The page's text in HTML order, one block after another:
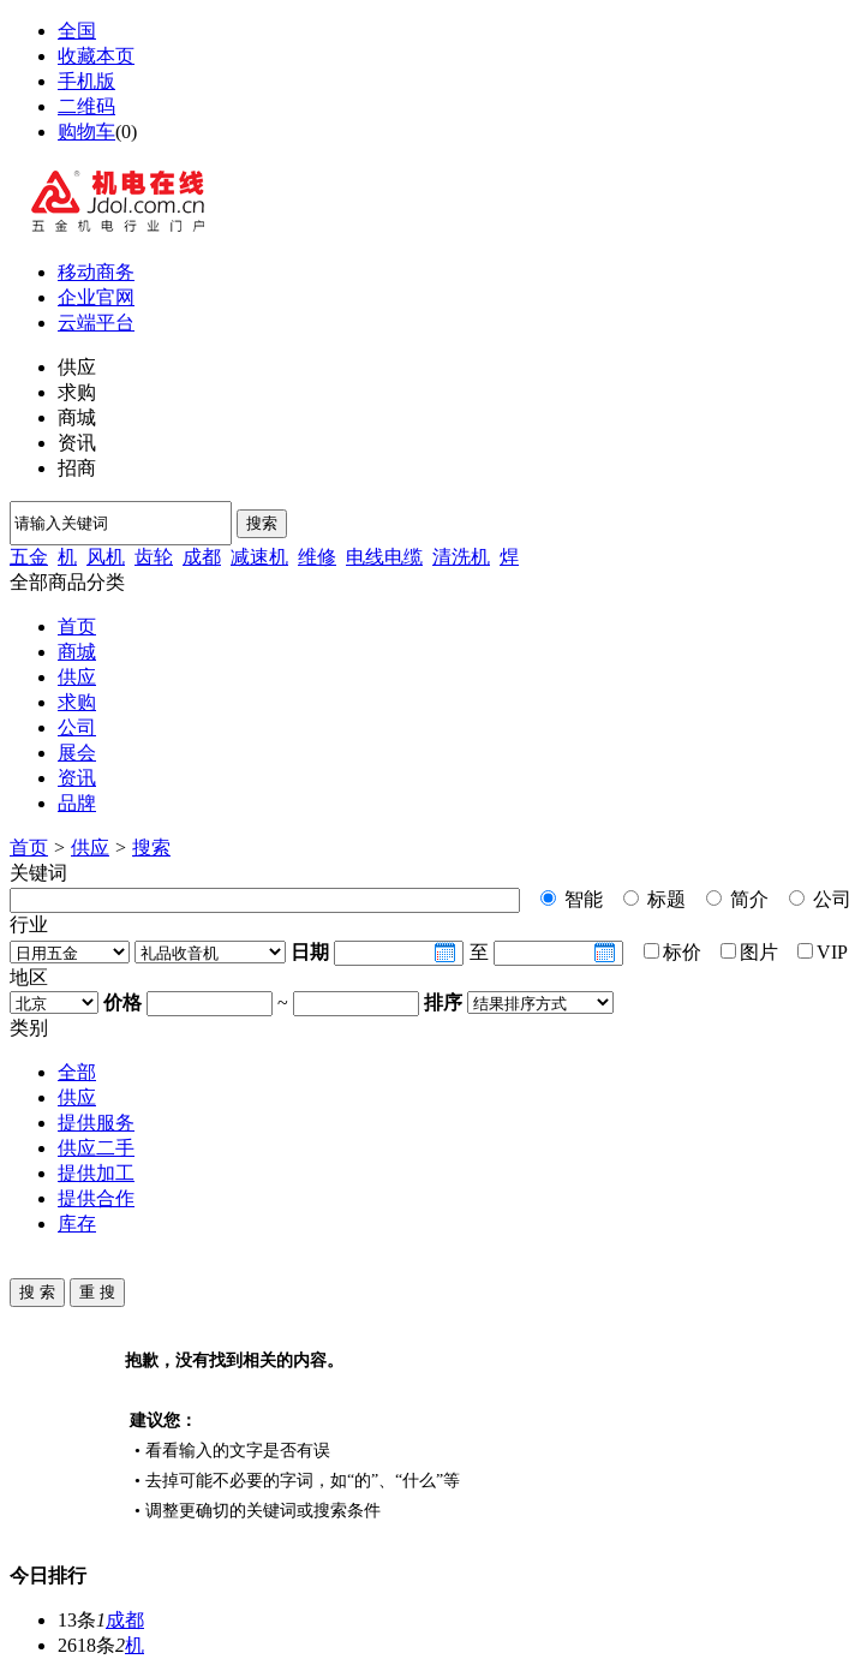
全国
收藏本页
手机版
二维码
购物车(0)
移动商务
企业官网
云端平台
供应
求购
商城
资讯
招商
搜索
五金 机 风机 齿轮 成都 减速机 维修 电线电缆 清洗机 焊
全部商品分类
首页
商城
供应
求购
公司
展会
资讯
品牌
首页 > 供应 > 搜索
关键词
智能
标题 简介 公司
行业
日期
至 标价 图片
VIP
地区
价格
~
排序
类别
全部
供应
提供服务
供应二手
提供加工
提供合作
库存
抱歉，没有找到相关的内容。
建议您：
• 看看输入的文字是否有误
• 去掉可能不必要的字词，如“的”、“什么”等
• 调整更确切的关键词或搜索条件
今日排行
13条1 成都
2618条2机